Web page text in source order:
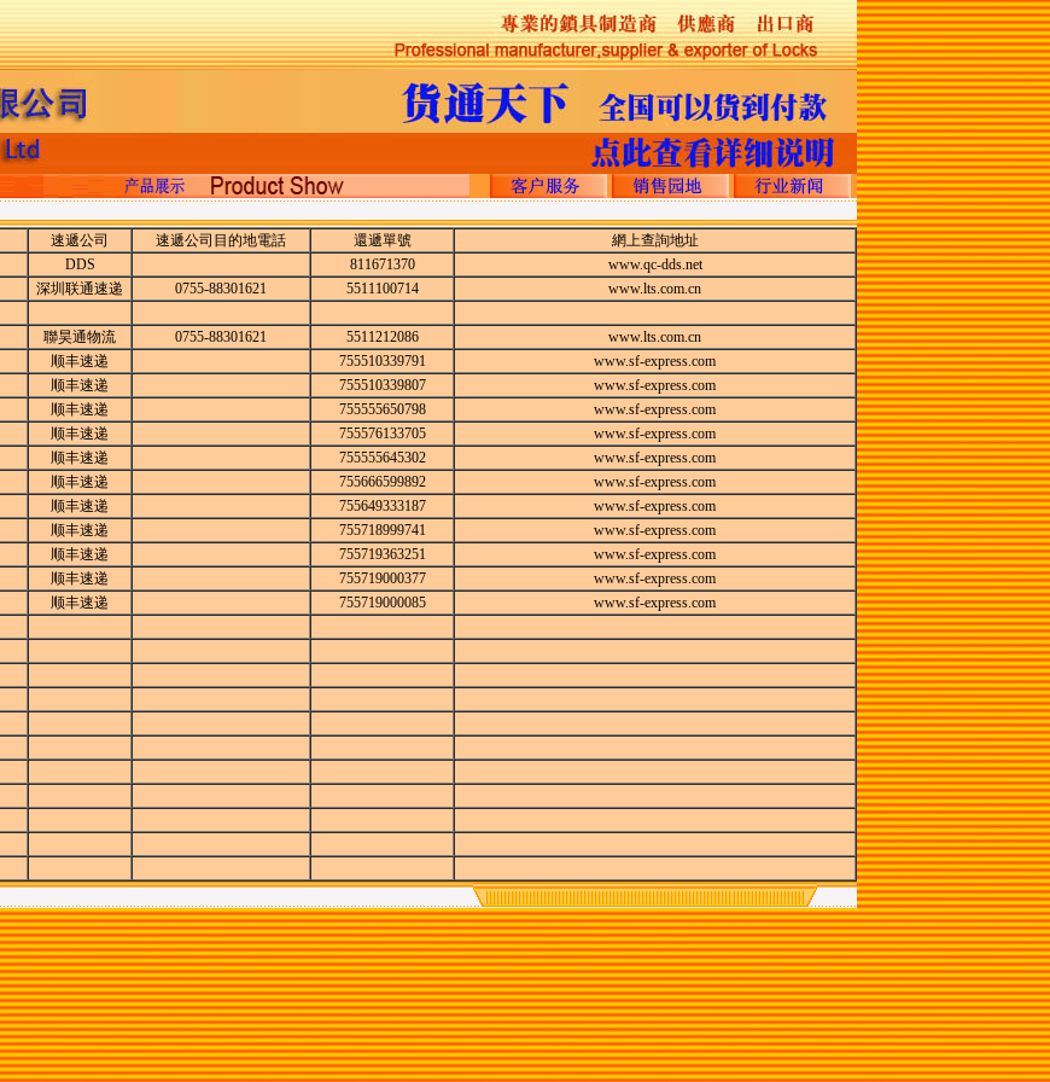
速遞公司 速遞公司目的地電話 還遞單號
網上查詢地址
DDS 811671370
www.qc-dds.net
深圳联通速递 0755-88301621 5511100714
www.lts.com.cn
聯昊通物流 0755-88301621 5511212086
www.lts.com.cn
顺丰速递 755510339791
www.sf-express.com
顺丰速递 755510339807
www.sf-express.com
顺丰速递 755555650798
www.sf-express.com
顺丰速递 755576133705
www.sf-express.com
顺丰速递 755555645302
www.sf-express.com
顺丰速递 755666599892
www.sf-express.com
顺丰速递 755649333187
www.sf-express.com
顺丰速递 755718999741
www.sf-express.com
顺丰速递 755719363251
www.sf-express.com
顺丰速递 755719000377
www.sf-express.com
顺丰速递 755719000085 www.sf-express.com